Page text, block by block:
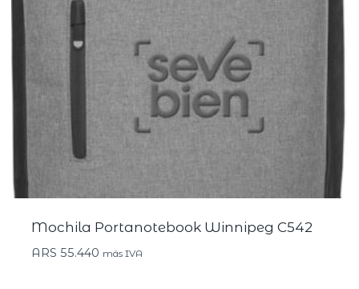
Mochila Portanotebook Winnipeg C542
ARS 55.440 más IVA